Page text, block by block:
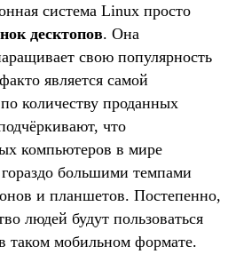
система Linux просто
десктопов. Она
свою популярность
является самой
количеству проданных
что
компьютеров в мире
большими темпами
и планшетов. Постепенно,
людей будут пользоваться
таком мобильном формате.